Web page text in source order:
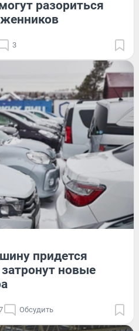
разориться
3
придется
новые
Обсудить